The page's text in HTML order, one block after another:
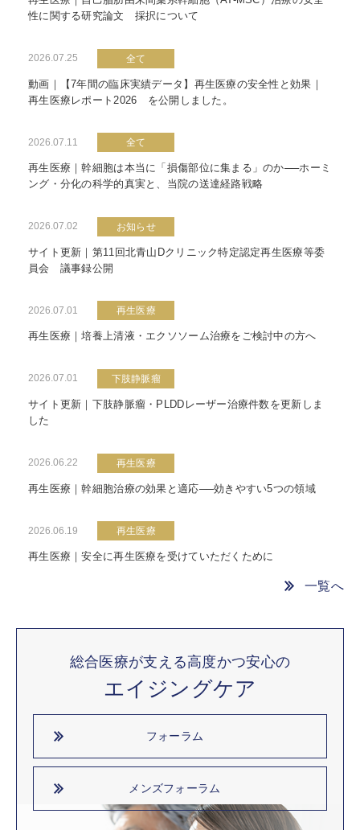
性に関する研究論文 採択について
2026.07.25 全て
動画｜【7年間の臨床実績データ】再生医療の安全性と効果｜
再生医療レポート2026 を公開しました。
2026.07.11 全て
再生医療｜幹細胞は本当に「損傷部位に集まる」のか──ホーミ
ング・分化の科学的真実と、当院の送達経路戦略
2026.07.02 お知らせ
サイト更新｜第11回北青山Dクリニック特定認定再生医療等委
員会 議事録公開
2026.07.01 再生医療
再生医療｜培養上清液・エクソソーム治療をご検討中の方へ
2026.07.01 下肢静脈瘤
サイト更新｜下肢静脈瘤・PLDDレーザー治療件数を更新しま
した
2026.06.22 再生医療
再生医療｜幹細胞治療の効果と適応──効きやすい5つの領域
2026.06.19 再生医療
再生医療｜安全に再生医療を受けていただくために
一覧へ
総合医療が支える高度かつ安心の
エイジングケア
フォーラム
メンズフォーラム